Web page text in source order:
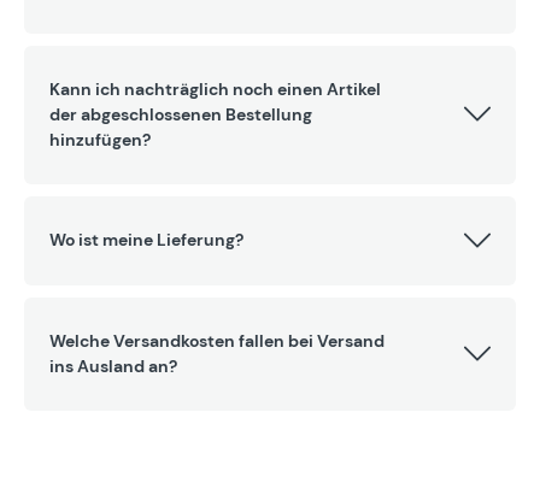
Kann ich nachträglich noch einen Artikel
der abgeschlossenen Bestellung
hinzufügen?
Wo ist meine Lieferung?
Welche Versandkosten fallen bei Versand
ins Ausland an?